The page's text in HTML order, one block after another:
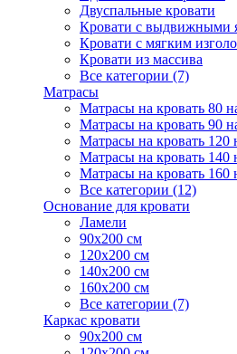
Двуспальные кровати
Кровати с выдвижными
Кровати с мягким
Кровати из массива
Все категории (7)
Матрасы
Матрасы на кровать 80
Матрасы на кровать 90
Матрасы на кровать 120
Матрасы на кровать 140
Матрасы на кровать 160
Все категории (12)
Основание для кровати
Ламели
90х200 см
120х200 см
140х200 см
160х200 см
Все категории (7)
Каркас кровати
90х200 см